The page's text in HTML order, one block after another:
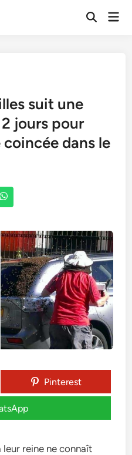
Open
suit une
jours pour
dans le
Pinterest
reine ne connaît